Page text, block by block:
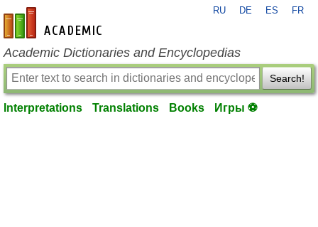
en-academic.com
RU DE ES FR
Academic Dictionaries and Encyclopedias
Search!
Interpretations Translations Books Игры ⚽